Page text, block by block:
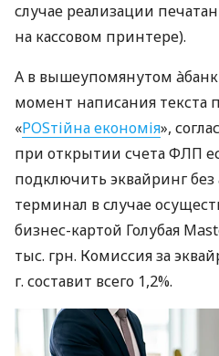
случае реализации
на кассовом принтере).
А в вышеупомянутом
момент написания текста
«POSтійна економія»,
при открытии счета ФЛП
подключить эквайринг без
терминал в случае
бизнес-картой Голубая
тыс. грн. Комиссия за
г. составит всего 1,2%.